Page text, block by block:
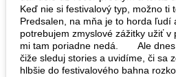
Keď nie si festivalový typ, možno ti
Predsalen, na mňa je to horda ľudí
potrebujem zmyslové zážitky užiť
mi tam poriadne nedá.⁠⠀ ⁠⠀ Ale
čiže sleduj stories a uvidíme, či sa
hlbšie do festivalového bahna